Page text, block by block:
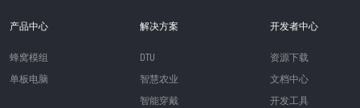
产品中心
蜂窝模组
单板电脑
解决方案
DTU
智慧农业
智能穿戴
开发者中心
资源下载
文档中心
开发工具